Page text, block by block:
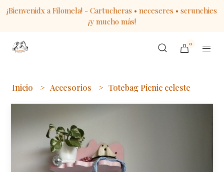
¡Bienvenidx a Filomela! - Cartucheras • neceseres • scrunchies
¡y mucho más!
0
Inicio Accesorios Totebag Picnic celeste